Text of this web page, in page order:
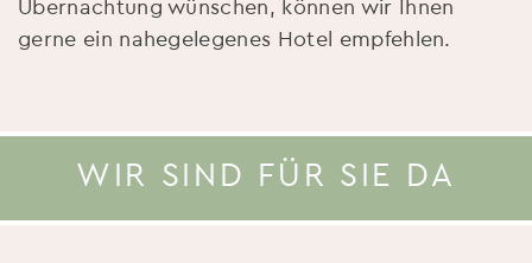
Übernachtung wünschen, können wir Ihnen
gerne ein nahegelegenes Hotel empfehlen.
WIR SIND FÜR SIE DA